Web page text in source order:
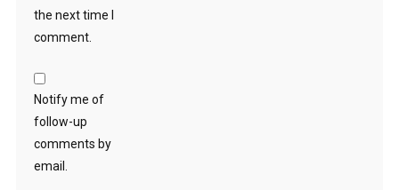
the next time I
comment.
Notify me of
follow-up
comments by
email.